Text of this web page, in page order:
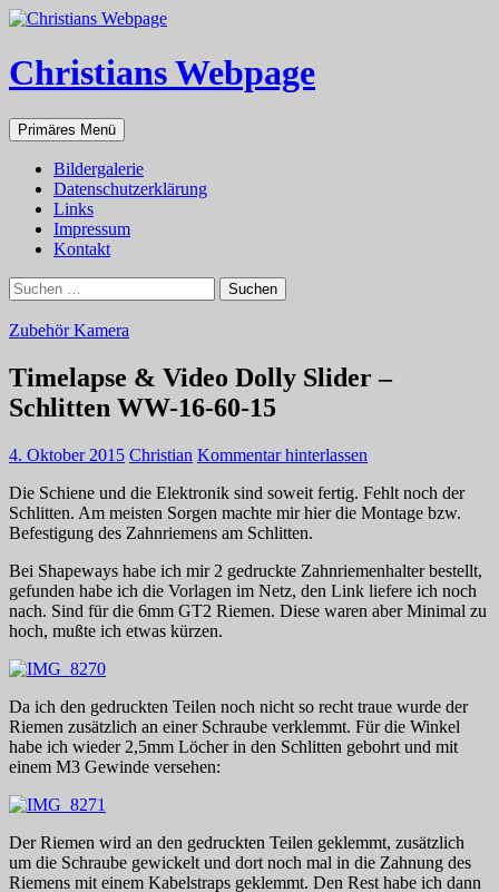
Zum
springen
Christians Webpage
Suchen
Primäres Menü
Bildergalerie
Datenschutzerklärung
Links
Impressum
Kontakt
Suchen
nach:
Zubehör Kamera
Timelapse & Video Dolly Slider –
Schlitten WW-16-60-15
4. Oktober 2015 Christian Kommentar hinterlassen
Die Schiene und die Elektronik sind soweit fertig. Fehlt noch der
Schlitten. Am meisten Sorgen machte mir hier die Montage bzw.
Befestigung des Zahnriemens am Schlitten.
Bei Shapeways habe ich mir 2 gedruckte Zahnriemenhalter bestellt,
gefunden habe ich die Vorlagen im Netz, den Link liefere ich noch
nach. Sind für die 6mm GT2 Riemen. Diese waren aber Minimal zu
hoch, mußte ich etwas kürzen.
Da ich den gedruckten Teilen noch nicht so recht traue wurde der
Riemen zusätzlich an einer Schraube verklemmt. Für die Winkel
habe ich wieder 2,5mm Löcher in den Schlitten gebohrt und mit
einem M3 Gewinde versehen:
Der Riemen wird an den gedruckten Teilen geklemmt, zusätzlich
um die Schraube gewickelt und dort noch mal in die Zahnung des
Riemens mit einem Kabelstraps geklemmt. Den Rest habe ich dann